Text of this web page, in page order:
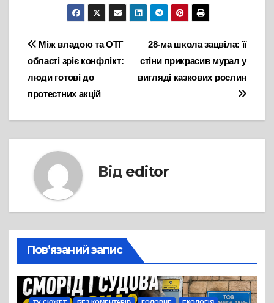
Навігація
записів
28-ма школа зацвіла: її
стіни прикрасив мурал у
вигляді казкових рослин
Між владою та ОТГ
області зріє конфлікт:
люди готові до
протестних акцій
Від editor
Пов’язаний запис